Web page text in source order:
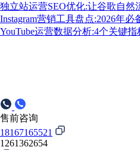
独立站运营SEO优化:让谷歌自然
Instagram营销工具盘点:2026年必
YouTube运营数据分析:4个关键
售前咨询
18167165521
1261362654